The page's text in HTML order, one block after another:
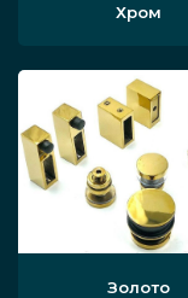
Хром
Золото